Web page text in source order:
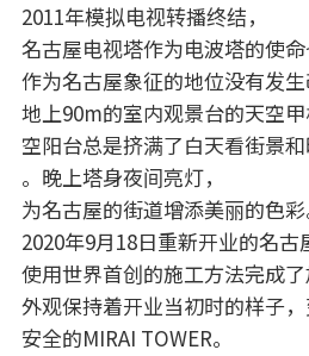
2011年模拟电视转播终结，
名古屋电视塔作为电波塔的使命
作为名古屋象征的地位没有发生
地上90m的室内观景台的天空
空阳台总是挤满了白天看街景
。晚上塔身夜间亮灯，
为名古屋的街道增添美丽的色彩
2020年9月18日重新开业的名古
使用世界首创的施工方法完成了
外观保持着开业当初时的样子，
安全的MIRAI TOWER。